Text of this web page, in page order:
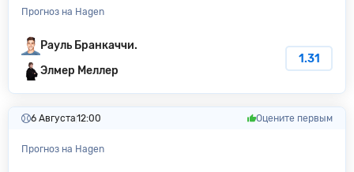
Прогноз на Hagen
Рауль Бранкаччи.
Элмер Меллер
1.31
6 Августа12:00 Оцените первым
Прогноз на Hagen